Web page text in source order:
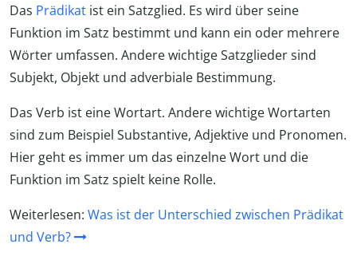
Das Prädikat ist ein Satzglied. Es wird über seine
Funktion im Satz bestimmt und kann ein oder mehrere
Wörter umfassen. Andere wichtige Satzglieder sind
Subjekt, Objekt und adverbiale Bestimmung.
Das Verb ist eine Wortart. Andere wichtige Wortarten
sind zum Beispiel Substantive, Adjektive und Pronomen.
Hier geht es immer um das einzelne Wort und die
Funktion im Satz spielt keine Rolle.
Weiterlesen: Was ist der Unterschied zwischen Prädikat
und Verb?